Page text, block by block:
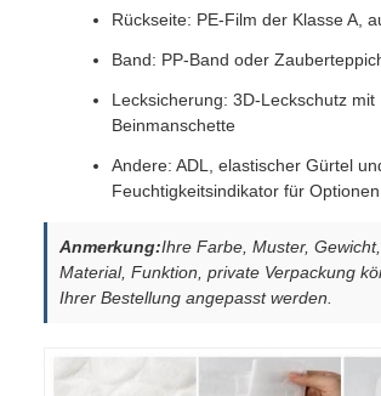
Rückseite: PE-Film der Klasse A,
Band: PP-Band oder
Lecksicherung: 3D-Leckschutz mit
Beinmanschette
Andere: ADL, elastischer Gürtel
Feuchtigkeitsindikator für Optionen
Anmerkung:Ihre Farbe, Muster,
Material, Funktion, private Verpackung
Ihrer Bestellung angepasst werden.